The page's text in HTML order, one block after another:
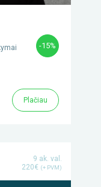
-15%
Plačiau
9 ak. val.
220€ (+ PVM)